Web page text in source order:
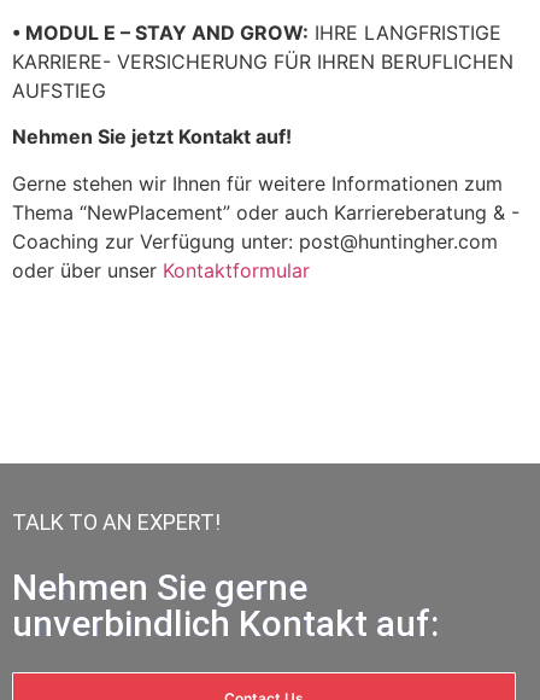
• MODUL E – STAY AND GROW: IHRE LANGFRISTIGE
KARRIERE- VERSICHERUNG FÜR IHREN BERUFLICHEN
AUFSTIEG
Nehmen Sie jetzt Kontakt auf!
Gerne stehen wir Ihnen für weitere Informationen zum
Thema “NewPlacement” oder auch Karriereberatung & -
Coaching zur Verfügung unter: post@huntingher.com
oder über unser Kontaktformular
TALK TO AN EXPERT!
Nehmen Sie gerne
unverbindlich Kontakt auf: